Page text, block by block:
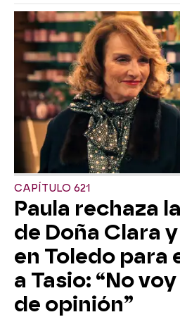
CAPÍTULO 621
Paula rechaza
de Doña Clara
en Toledo para
a Tasio: “No
de opinión”